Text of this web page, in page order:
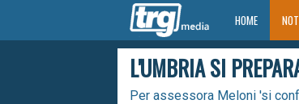
HOMEHOME
L'UMBRIA SI
Per assessora Meloni 'si